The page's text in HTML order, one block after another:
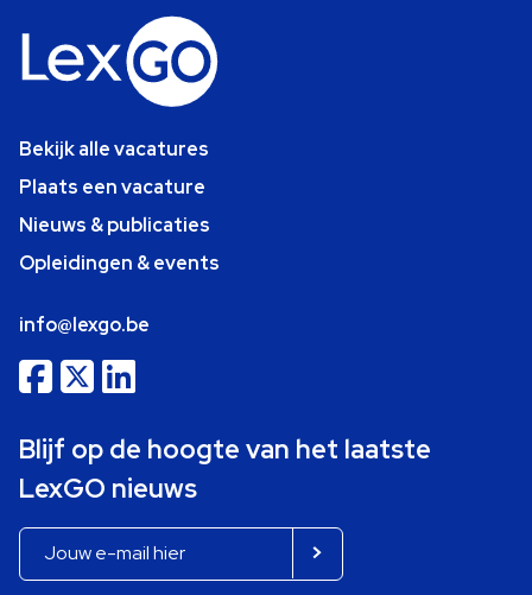
Bekijk alle vacatures
Plaats een vacature
Nieuws & publicaties
Opleidingen & events
info@lexgo.be
Blijf op de hoogte van het laatste
LexGO nieuws